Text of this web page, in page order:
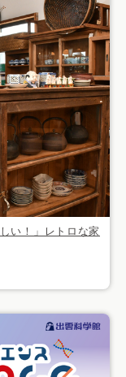
い！」レトロな家